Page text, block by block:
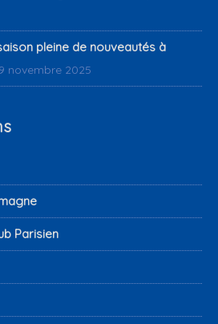
pleine de nouveautés à
novembre 2025
Parisien